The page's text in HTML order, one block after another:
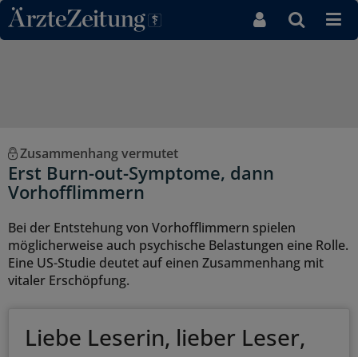
Direkt zum Inhaltsbereich
Zusammenhang vermutet
Erst Burn-out-Symptome, dann
Vorhofflimmern
Bei der Entstehung von Vorhofflimmern spielen
möglicherweise auch psychische Belastungen eine Rolle.
Eine US-Studie deutet auf einen Zusammenhang mit
vitaler Erschöpfung.
Liebe Leserin, lieber Leser,